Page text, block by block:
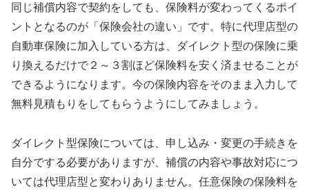
同じ補償内容で契約をしても、保険料が変わってくるポイ
ントとなるのが「保険会社の違い」です。特に代理店型の
自動車保険に加入している方は、ダイレクト型の保険に乗
り換えるだけで２～３割ほど保険料を安く済ませることが
できるようになります。今の保険内容をそのまま入力して
無料見積もりをしてもらうようにしてみましょう。
ダイレクト型保険については、申し込み・変更の手続きを
自分でする必要がありますが、補償の内容や事故対応につ
いては代理店型と変わりありません。任意保険の保険料を